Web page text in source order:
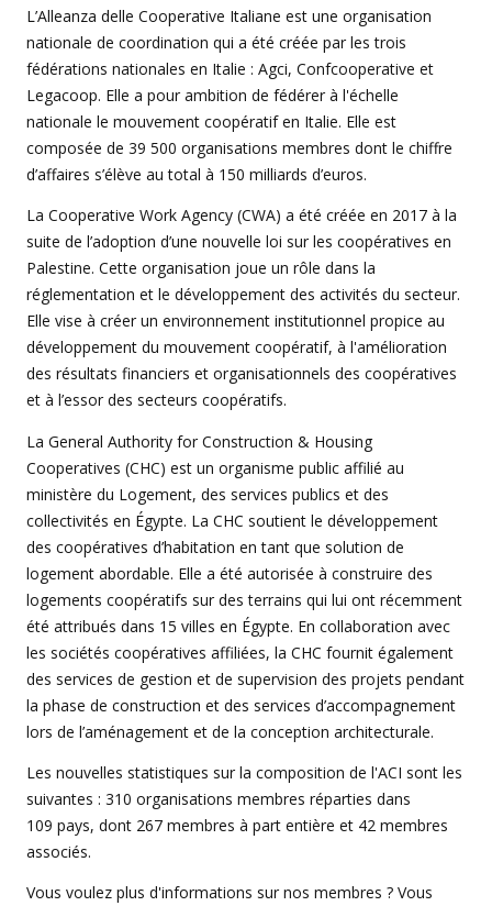
L’Alleanza delle Cooperative Italiane est une organisation
nationale de coordination qui a été créée par les trois
fédérations nationales en Italie : Agci, Confcooperative et
Legacoop. Elle a pour ambition de fédérer à l'échelle
nationale le mouvement coopératif en Italie. Elle est
composée de 39 500 organisations membres dont le chiffre
d’affaires s’élève au total à 150 milliards d’euros.
La Cooperative Work Agency (CWA) a été créée en 2017 à la
suite de l’adoption d’une nouvelle loi sur les coopératives en
Palestine. Cette organisation joue un rôle dans la
réglementation et le développement des activités du secteur.
Elle vise à créer un environnement institutionnel propice au
développement du mouvement coopératif, à l'amélioration
des résultats financiers et organisationnels des coopératives
et à l’essor des secteurs coopératifs.
La General Authority for Construction & Housing
Cooperatives (CHC) est un organisme public affilié au
ministère du Logement, des services publics et des
collectivités en Égypte. La CHC soutient le développement
des coopératives d’habitation en tant que solution de
logement abordable. Elle a été autorisée à construire des
logements coopératifs sur des terrains qui lui ont récemment
été attribués dans 15 villes en Égypte. En collaboration avec
les sociétés coopératives affiliées, la CHC fournit également
des services de gestion et de supervision des projets pendant
la phase de construction et des services d’accompagnement
lors de l’aménagement et de la conception architecturale.
Les nouvelles statistiques sur la composition de l'ACI sont les
suivantes : 310 organisations membres réparties dans
109 pays, dont 267 membres à part entière et 42 membres
associés.
Vous voulez plus d'informations sur nos membres ? Vous